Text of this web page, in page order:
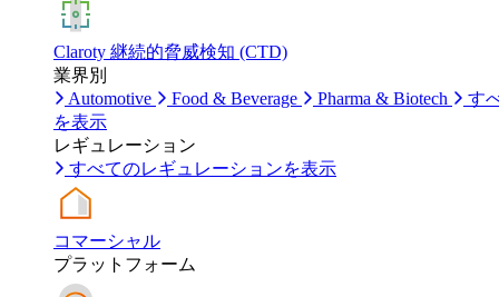
Claroty 継続的脅威検知 (CTD)
業界別
Automotive
Food & Beverage Pharma & Biotech
す
を表示
レギュレーション
すべてのレギュレーションを表示
コマーシャル
プラットフォーム